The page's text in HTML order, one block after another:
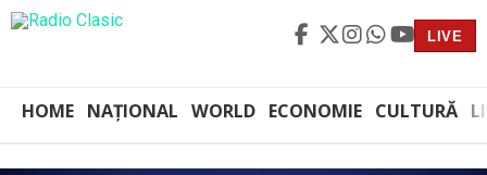
LIVE
HOME NAȚIONAL WORLD ECONOMIE CULTURĂ